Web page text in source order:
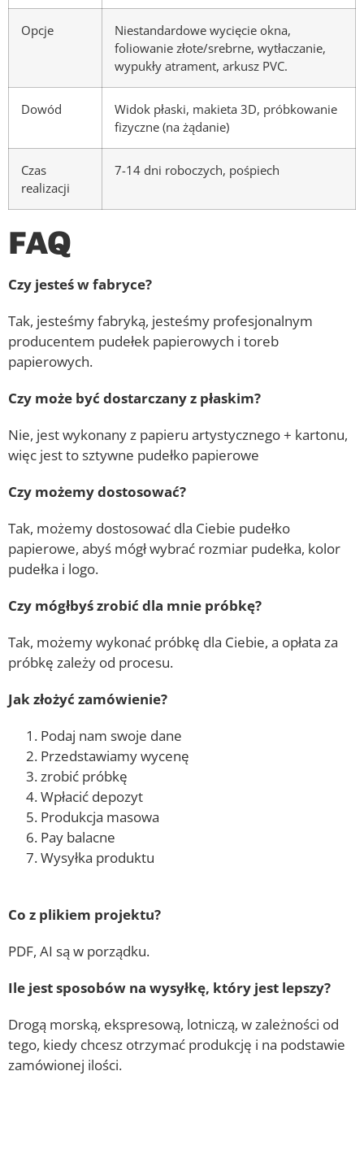
Opcje
Niestandardowe wycięcie okna,
foliowanie złote/srebrne, wytłaczanie,
wypukły atrament, arkusz PVC.
Dowód
Widok płaski, makieta 3D, próbkowanie
fizyczne (na żądanie)
Czas
realizacji
7-14 dni roboczych, pośpiech
FAQ
Czy jesteś w fabryce?
Tak, jesteśmy fabryką, jesteśmy profesjonalnym
producentem pudełek papierowych i toreb
papierowych.
Czy może być dostarczany z płaskim?
Nie, jest wykonany z papieru artystycznego + kartonu,
więc jest to sztywne pudełko papierowe
Czy możemy dostosować?
Tak, możemy dostosować dla Ciebie pudełko
papierowe, abyś mógł wybrać rozmiar pudełka, kolor
pudełka i logo.
Czy mógłbyś zrobić dla mnie próbkę?
Tak, możemy wykonać próbkę dla Ciebie, a opłata za
próbkę zależy od procesu.
Jak złożyć zamówienie?
Podaj nam swoje dane
Przedstawiamy wycenę
zrobić próbkę
Wpłacić depozyt
Produkcja masowa
Pay balacne
Wysyłka produktu
Co z plikiem projektu?
PDF, AI są w porządku.
Ile jest sposobów na wysyłkę, który jest lepszy?
Drogą morską, ekspresową, lotniczą, w zależności od
tego, kiedy chcesz otrzymać produkcję i na podstawie
zamówionej ilości.